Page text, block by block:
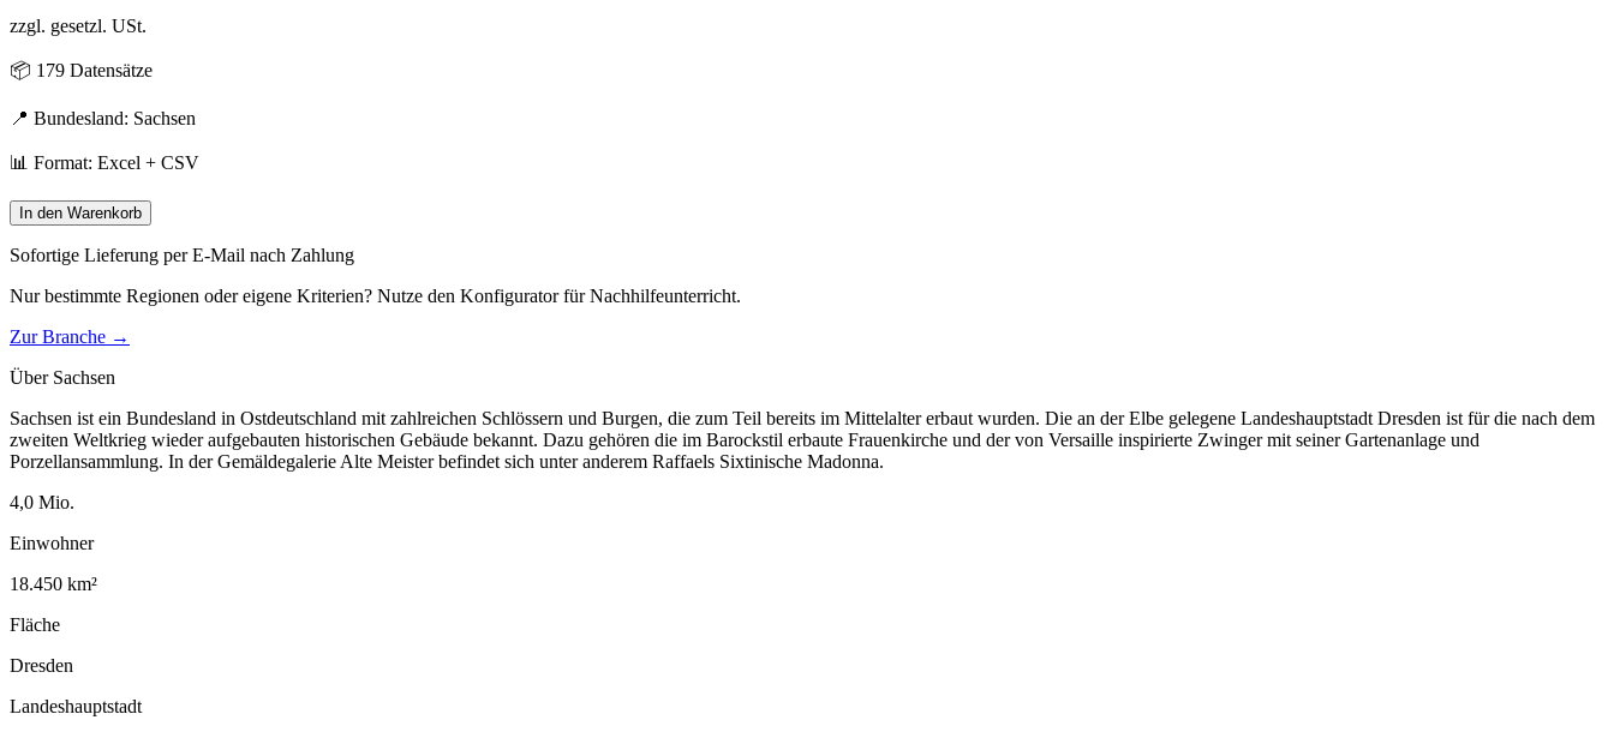
zzgl. gesetzl. USt.
📦 179 Datensätze
📍 Bundesland: Sachsen
📊 Format: Excel + CSV
In den Warenkorb
Sofortige Lieferung per E-Mail nach Zahlung
Nur bestimmte Regionen oder eigene Kriterien? Nutze den Konfigurator fürNachhilfeunterricht.
Zur Branche →
Über Sachsen
Sachsen ist ein Bundesland in Ostdeutschland mit zahlreichen Schlössern und Burgen, die zum Teil bereits im Mittelalter erbaut wurden. Die an der Elbe gelegene Landeshauptstadt Dresden ist für die nach dem
zweiten Weltkrieg wieder aufgebauten historischen Gebäude bekannt. Dazu gehören die im Barockstil erbaute Frauenkirche und der von Versaille inspirierte Zwinger mit seiner Gartenanlage und
Porzellansammlung. In der Gemäldegalerie Alte Meister befindet sich unter anderem Raffaels Sixtinische Madonna.
4,0 Mio.
Einwohner
18.450 km²
Fläche
Dresden
Landeshauptstadt